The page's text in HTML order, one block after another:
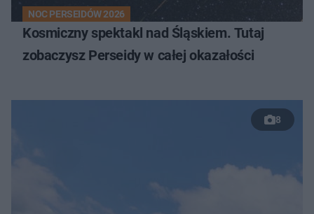
NOC PERSEIDÓW 2026
Kosmiczny spektakl nad Śląskiem. Tutaj
zobaczysz Perseidy w całej okazałości
8